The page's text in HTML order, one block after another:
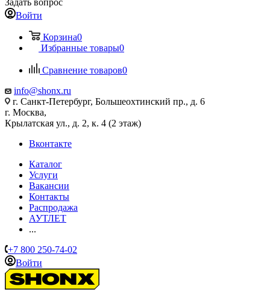
Задать вопрос
Войти
Корзина0
Избранные товары0
Сравнение товаров0
info@shonx.ru
г. Санкт-Петербург, Большеохтинский пр., д. 6
г. Москва,
Крылатская ул., д. 2, к. 4 (2 этаж)
Вконтакте
Каталог
Услуги
Вакансии
Контакты
Распродажа
АУТЛЕТ
...
+7 800 250-74-02
Войти